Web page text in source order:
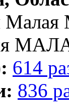
Малая
614
836